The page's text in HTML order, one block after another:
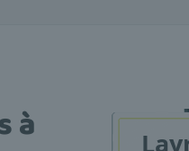
à